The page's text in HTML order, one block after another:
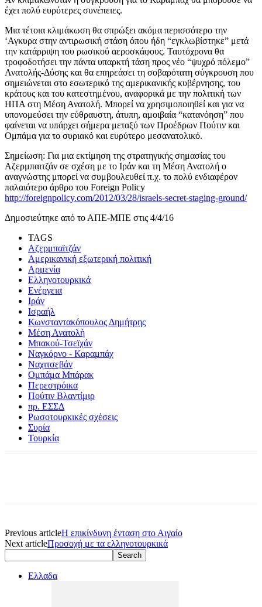
έχει πολύ ευρύτερες συνέπειες.
Μια τέτοια κλιμάκωση θα σπρώξει ακόμα περισσότερο την
‘Αγκυρα στην αντιρωσική στάση όπου ήδη “εγκλωβίστηκε” μετά
την κατάρριψη του ρωσικού αεροσκάφους. Ταυτόχρονα θα
τροφοδοτήσει την πάντα υπαρκτή τάση προς νέο “ψυχρό πόλεμο”
Ανατολής-Δύσης και θα επηρεάσει τη σοβαρότατη σύγκρουση που
σημειώνεται στο εσωτερικό της αμερικανικής κυβέρνησης, του
κράτους και του κατεστημένου, αναφορικά με την πολιτική των
ΗΠΑ στη Μέση Ανατολή. Μπορεί να χρησιμοποιηθεί και για να
υπονομεύσει την εύθραυστη, άτυπη, αμοιβαία “κατανόηση” που
φαίνεται να υπάρχει σήμερα μεταξύ των Προέδρων Πούτιν και
Ομπάμα για το συριακό και ευρύτερο μεσανατολικό.
Σημείωση: Για μια εκτίμηση της στρατηγικής σημασίας του
Αζερμπαιτζάν σε σχέση με το Ιράν και τη Μέση Ανατολή ο
αναγνώστης μπορεί να συμβουλευθεί π.χ. το πολύ ενδιαφέρον
παλαιότερο άρθρο του Foreign Policy
http://foreignpolicy.com/2012/03/28/israels-secret-staging-ground/
Δημοσιεύτηκε από το ΑΠΕ-ΜΠΕ στις 4/4/16
TAGS
Αζερμπαϊτζάν
Αμερικανική εξωτερική πολιτική
Αρμενία
Ελληνοτουρκικά
Ενέργεια
Ιράν
Ισραήλ
Κωνσταντακόπουλος Δημήτρης
Μέση Ανατολή
Μπακού-Τσεϊχάν
Ναγκόρνο - Καραμπάχ
Ναχιτσεβάν
Ομπάμα Μπάρακ
Περεστρόικα
Πούτιν Βλαντίμιρ
πρ. ΕΣΣΔ
Ρωσοτουρκικές σχέσεις
Συρία
Τουρκία
Previous articleΗ επικίνδυνη ένταση στο Αιγαίο
Next articleΠροσοχή με τα ελληνοτουρκικά
Ελλαδα